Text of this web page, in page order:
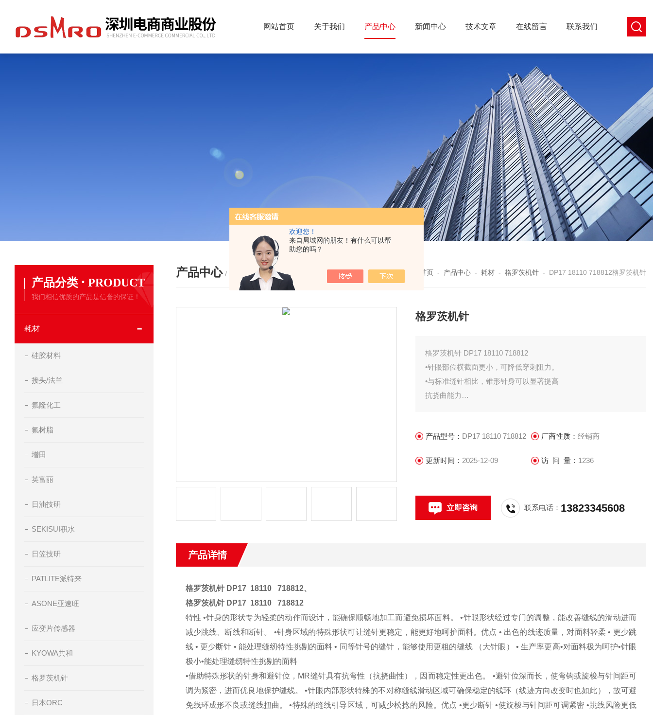
欢迎您！
来自局域网的朋友！有什么可以帮
助您的吗？
网站首页 关于我们 产品中心 新闻中心 技术文章 在线留言 联系我们
产品分类 · PRODUCT
我们相信优质的产品是信誉的保证！
耗材
硅胶材料
接头/法兰
氟隆化工
氟树脂
增田
英富丽
日油技研
SEKISUI积水
日笠技研
PATLITE派特来
ASONE亚速旺
应变片传感器
KYOWA共和
格罗茨机针
日本ORC
产品中心 / PRODUCTS 您的位置： 首页 - 产品中心 - 耗材 - 格罗茨机针 - DP17 18110 718812格罗茨机针
格罗茨机针
格罗茨机针 DP17 18110 718812
•针眼部位横截面更小，可降低穿刺阻力。
•与标准缝针相比，锥形针身可以显著提高
抗挠曲能力
•GEBEDUR™镀层可以提高缝针的抗磨损能
产品型号： DP17 18110 718812 厂商性质： 经销商
更新时间： 2025-12-09 访 问 量： 1236
立即咨询 联系电话： 13823345608
产品详情
格罗茨机针DP17 18110 718812、
格罗茨机针DP17 18110 718812
特性 •针身的形状专为轻柔的动作而设计，能确保顺畅地加工而避免损坏面料。 •针眼形状经过专门的调整，能改善缝线的滑动进而
减少跳线、断线和断针。 •针身区域的特殊形状可让缝针更稳定，能更好地呵护面料。优点 • 出色的线迹质量，对面料轻柔 • 更少跳
线 • 更少断针 • 能处理缝纫特性挑剔的面料 • 同等针号的缝针，能够使用更粗的缝线 （大针眼） • 生产率更高•对面料极为呵护•针眼
极小•能处理缝纫特性挑剔的面料
•借助特殊形状的针身和避针位，MR缝针具有抗弯性（抗挠曲性），因而稳定性更出色。 •避针位深而长，使弯钩或旋梭与针间距可
调为紧密，进而优良地保护缝线。 •针眼内部形状特殊的不对称缝线滑动区域可确保稳定的线环（线迹方向改变时也如此），故可避
免线环成形不良或缝线扭曲。 •特殊的缝线引导区域，可减少松捻的风险。优点 •更少断针 •使旋梭与针间距可调紧密 •跳线风险更低